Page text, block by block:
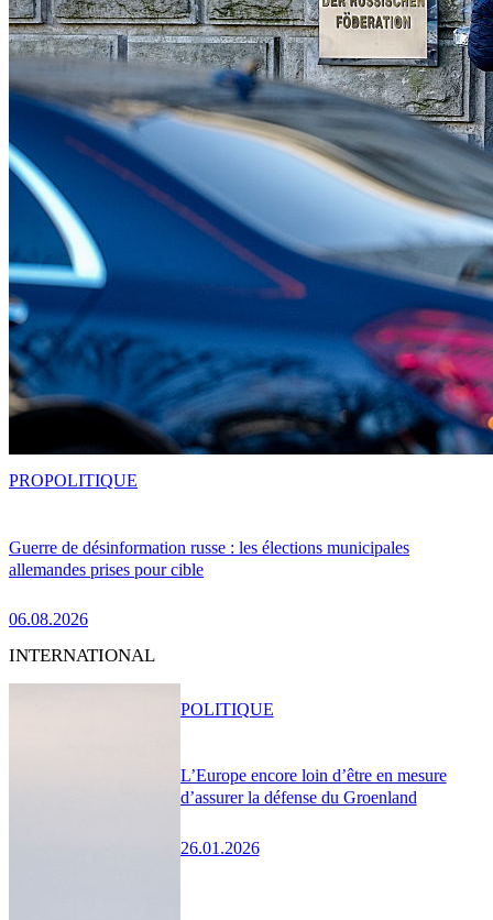
Guerre de désinformation russe : les élections municipales
allemandes prises pour cible
06.08.2026
PROPOLITIQUE
INTERNATIONAL
L’Europe encore loin d’être en mesure
d’assurer la défense du Groenland
26.01.2026
POLITIQUE